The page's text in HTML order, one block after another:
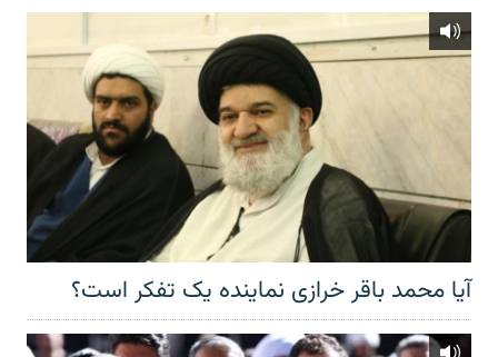
آیا محمد باقر خرازی نماینده یک تفکر است؟